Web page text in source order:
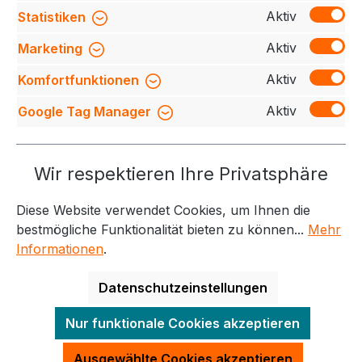
Mehr
Bewertungen
Service-Hotline
Weitere Themen
Informationen Kontakt
Alle Preise exkl. gesetzl. Mehrwertsteuer zzgl.
Versandkostenund ggf. Nachnahmegebühren, wenn
nicht anders angegeben.
Statistiken
Aktiv
Marketing
Aktiv
Komfortfunktionen
Aktiv
Google Tag Manager
Aktiv
Wir respektieren Ihre Privatsphäre
Diese Website verwendet Cookies, um Ihnen die
bestmögliche Funktionalität bieten zu können... Mehr
Informationen.
Datenschutzeinstellungen
Nur funktionale Cookies akzeptieren
Ausgewählte Cookies akzeptieren